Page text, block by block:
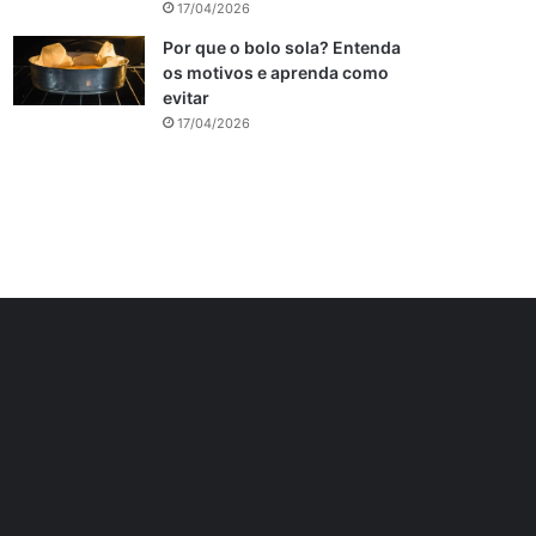
17/04/2026
Por que o bolo sola? Entenda
os motivos e aprenda como
evitar
17/04/2026